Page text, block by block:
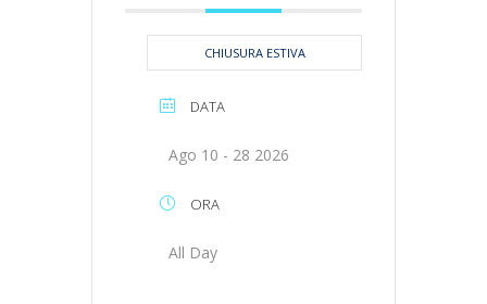
CHIUSURA ESTIVA
DATA
Ago 10 - 28 2026
ORA
All Day